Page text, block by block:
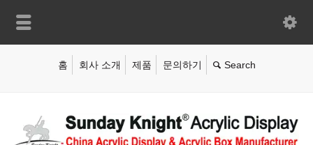
홈 회사 소개 제품 문의하기